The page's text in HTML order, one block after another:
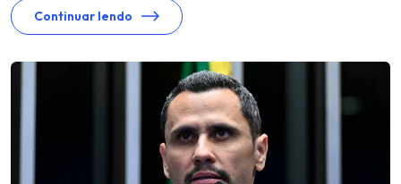
Continuar lendo